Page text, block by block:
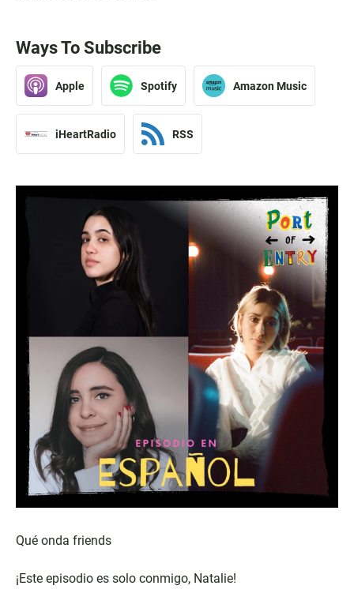
Ways To Subscribe
Apple Spotify Amazon Music
iHeartRadio RSS
Qué onda friends
¡Este episodio es solo conmigo, Natalie!